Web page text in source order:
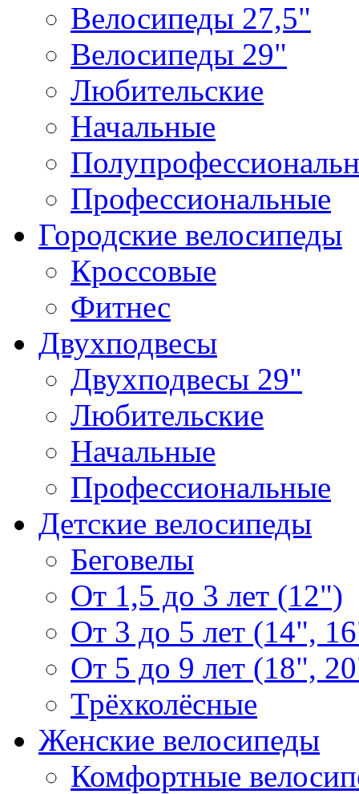
Велосипеды 27,5"
Велосипеды 29"
Любительские
Начальные
Профессиональные
Городские велосипеды
Кроссовые
Фитнес
Двухподвесы
Двухподвесы 29"
Любительские
Начальные
Профессиональные
Детские велосипеды
Беговелы
От 1,5 до 3 лет (12")
От 3 до 5 лет (14",
От 5 до 9 лет (18",
Трёхколёсные
Женские велосипеды
Комфортные